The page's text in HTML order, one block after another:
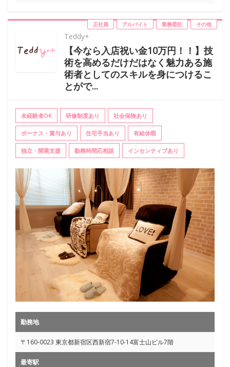
正社員 アルバイト 業務委託 その他
Teddy+
【今なら入店祝い金10万円！！】技
術を高めるだけだはなく魅力ある施
術者としてのスキルを身につけるこ
とがで...
未経験者OK 研修制度あり 社会保険あり
ボーナス・賞与あり 住宅手当あり 有給休暇
独立・開業支援 勤務時間応相談 インセンティブあり
勤務地
〒160-0023 東京都新宿区西新宿7-10-14富士山ビル7階
最寄駅